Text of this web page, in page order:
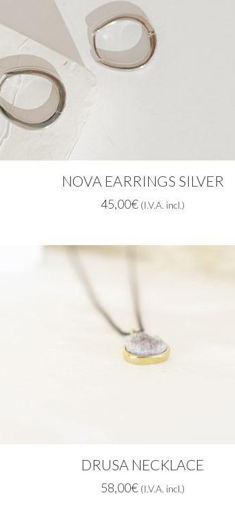
NOVA EARRINGS SILVER
45,00€ (I.V.A. incl.)
DRUSA NECKLACE
58,00€ (I.V.A. incl.)